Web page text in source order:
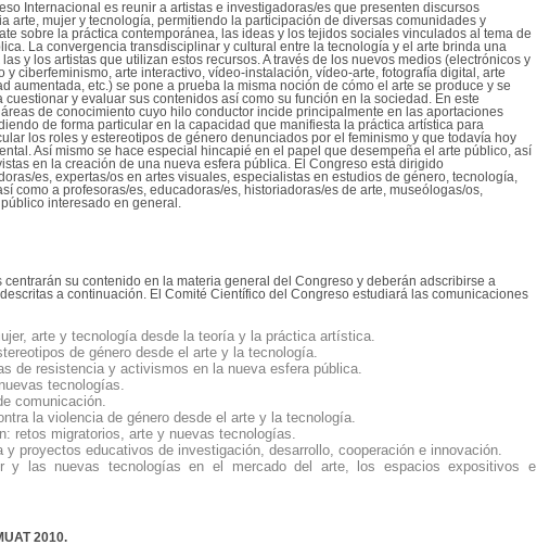
Internacional es reunir a artistas e investigadoras/es que presenten discursos
arte, mujer y tecnología, permitiendo la participación de diversas comunidades y
sobre la práctica contemporánea, las ideas y los tejidos sociales vinculados al tema de
La convergencia transdisciplinar y cultural entre la tecnología y el arte brinda una
y los artistas que utilizan estos recursos. A través de los nuevos medios (electrónicos y
y ciberfeminismo, arte interactivo, vídeo-instalación, vídeo-arte, fotografía digital, arte
aumentada, etc.) se pone a prueba la misma noción de cómo el arte se produce y se
cuestionar y evaluar sus contenidos así como su función en la sociedad. En este
de conocimiento cuyo hilo conductor incide principalmente en las aportaciones
de forma particular en la capacidad que manifiesta la práctica artística para
los roles y estereotipos de género denunciados por el feminismo y que todavía hoy
Así mismo se hace especial hincapié en el papel que desempeña el arte público, así
en la creación de una nueva esfera pública. El Congreso está dirigido
es, expertas/os en artes visuales, especialistas en estudios de género, tecnología,
como a profesoras/es, educadoras/es, historiadoras/es de arte, museólogas/os,
interesado en general.
centrarán su contenido en la materia general del Congreso y deberán adscribirse a
a continuación. El Comité Científico del Congreso estudiará las comunicaciones
arte y tecnología desde la teoría y la práctica artística.
de género desde el arte y la tecnología.
de resistencia y activismos en la nueva esfera pública.
tecnologías.
comunicación.
la violencia de género desde el arte y la tecnología.
retos migratorios, arte y nuevas tecnologías.
y proyectos educativos de investigación, desarrollo, cooperación e innovación.
y las nuevas tecnologías en el mercado del arte, los espacios expositivos e
2010.